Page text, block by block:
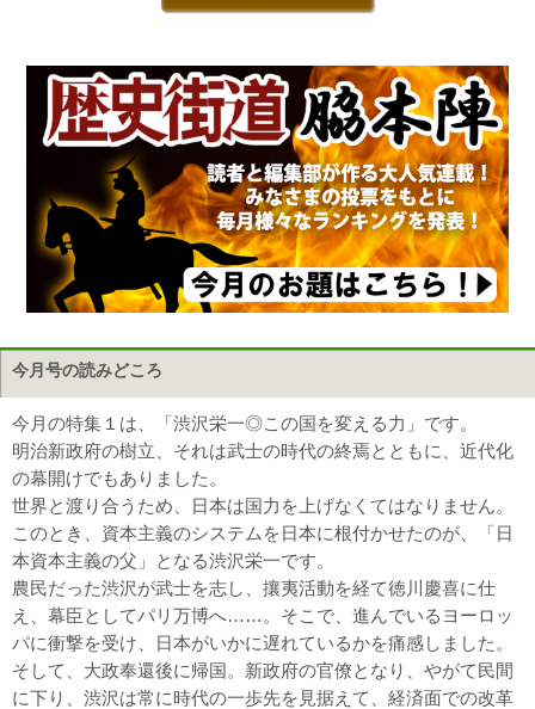
今月号の読みどころ
今月の特集１は、「渋沢栄一◎この国を変える力」です。
明治新政府の樹立、それは武士の時代の終焉とともに、近代化
の幕開けでもありました。
世界と渡り合うため、日本は国力を上げなくてはなりません。
このとき、資本主義のシステムを日本に根付かせたのが、「日
本資本主義の父」となる渋沢栄一です。
農民だった渋沢が武士を志し、攘夷活動を経て徳川慶喜に仕
え、幕臣としてパリ万博へ……。そこで、進んでいるヨーロッ
パに衝撃を受け、日本がいかに遅れているかを痛感しました。
そして、大政奉還後に帰国。新政府の官僚となり、やがて民間
に下り、渋沢は常に時代の一歩先を見据えて、経済面での改革